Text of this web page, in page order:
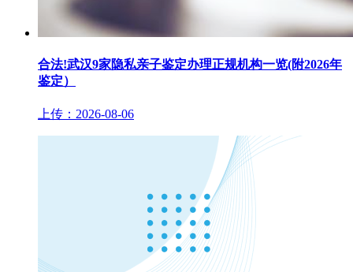
合法!武汉9家隐私亲子鉴定办理正规机构一览(附2026年
鉴定）
上传：2026-08-06